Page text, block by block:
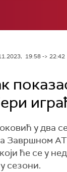
19:58 -> 22:42
у два
Завршном
ће се у
сезони.